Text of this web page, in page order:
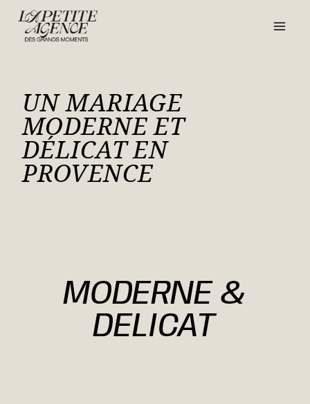
Aller
contenu
UN MARIAGE
MODERNE ET
DÉLICAT EN
PROVENCE
MODERNE &
DELICAT